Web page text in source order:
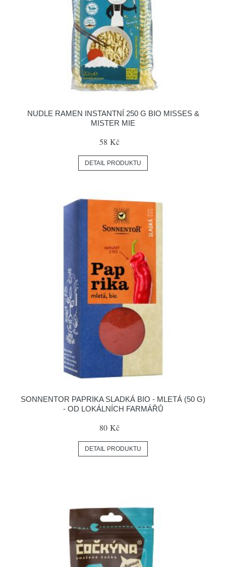
NUDLE RAMEN INSTANTNÍ 250 G BIO MISSES &
MISTER MIE
58 Kč
DETAIL PRODUKTU
SONNENTOR PAPRIKA SLADKÁ BIO - MLETÁ (50 G)
- OD LOKÁLNÍCH FARMÁŘŮ
80 Kč
DETAIL PRODUKTU